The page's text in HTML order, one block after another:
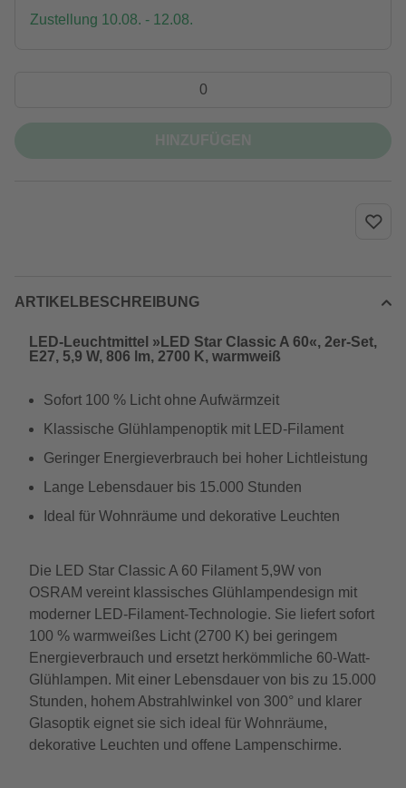
Zustellung 10.08. - 12.08.
ARTIKELBESCHREIBUNG
LED-Leuchtmittel »LED Star Classic A 60«, 2er-Set,
E27, 5,9 W, 806 lm, 2700 K, warmweiß
Sofort 100 % Licht ohne Aufwärmzeit
Klassische Glühlampenoptik mit LED-Filament
Geringer Energieverbrauch bei hoher Lichtleistung
Lange Lebensdauer bis 15.000 Stunden
Ideal für Wohnräume und dekorative Leuchten
Die LED Star Classic A 60 Filament 5,9W von
OSRAM vereint klassisches Glühlampendesign mit
moderner LED-Filament-Technologie. Sie liefert sofort
100 % warmweißes Licht (2700 K) bei geringem
Energieverbrauch und ersetzt herkömmliche 60-Watt-
Glühlampen. Mit einer Lebensdauer von bis zu 15.000
Stunden, hohem Abstrahlwinkel von 300° und klarer
Glasoptik eignet sie sich ideal für Wohnräume,
dekorative Leuchten und offene Lampenschirme.